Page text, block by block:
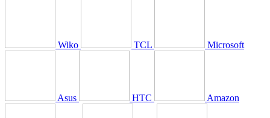
Wiko TCL Microsoft
Asus HTC Amazon